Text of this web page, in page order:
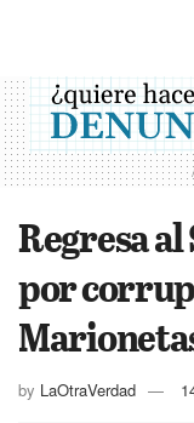
Regresa
por
by LaOtraVerdad